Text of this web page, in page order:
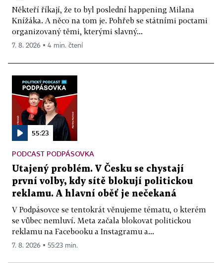
Někteří říkají, že to byl poslední happening Milana
Knížáka. A něco na tom je. Pohřeb se státními poctami
organizovaný těmi, kterými slavný...
7. 8. 2026 ▪ 4 min. čtení
55:23
PODCAST PODPÁSOVKA
Utajený problém. V Česku se chystají
první volby, kdy sítě blokují politickou
reklamu. A hlavní oběť je nečekaná
V Podpásovce se tentokrát věnujeme tématu, o kterém
se vůbec nemluví. Meta začala blokovat politickou
reklamu na Facebooku a Instagramu a...
7. 8. 2026 ▪ 55:23 min.